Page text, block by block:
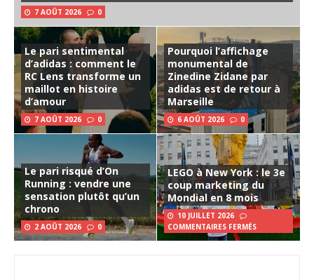
7 AOÛT 2026 0
Le pari sentimental
d’adidas : comment le
RC Lens transforme un
maillot en histoire
d’amour
7 AOÛT 2026 0
Pourquoi l’affichage
monumental de
Zinedine Zidane par
adidas est de retour à
Marseille
6 AOÛT 2026 0
Le pari risqué d’On
Running : vendre une
sensation plutôt qu’un
chrono
2 AOÛT 2026 0
LEGO à New York : le 3e
coup marketing du
Mondial en 8 mois
10 JUILLET 2026
COMMENTAIRES FERMÉS